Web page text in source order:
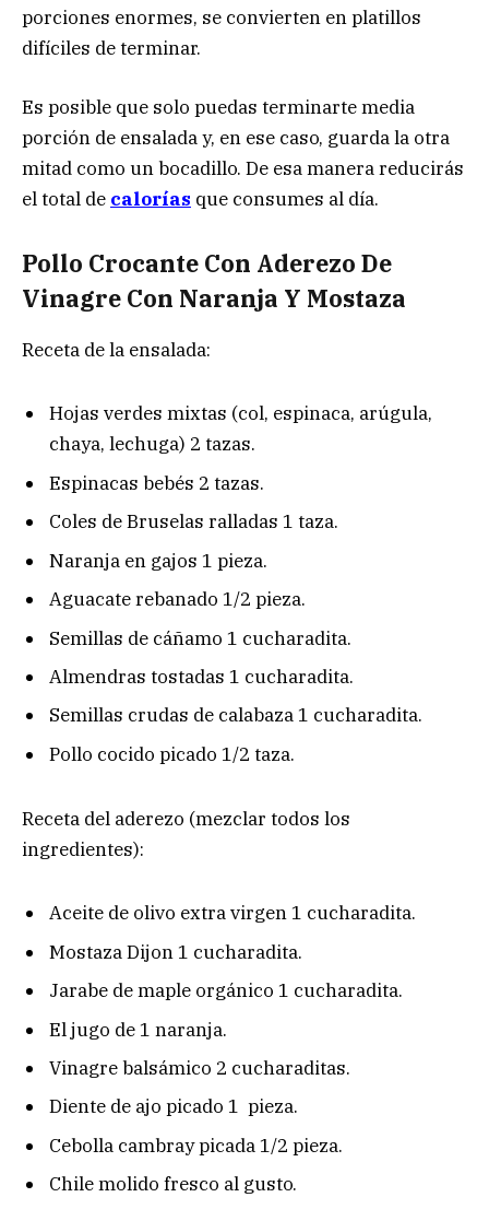
porciones enormes, se convierten en platillos
difíciles de terminar.
Es posible que solo puedas terminarte media
porción de ensalada y, en ese caso, guarda la otra
mitad como un bocadillo. De esa manera reducirás
el total de calorías que consumes al día.
Pollo Crocante Con Aderezo De
Vinagre Con Naranja Y Mostaza
Receta de la ensalada:
Hojas verdes mixtas (col, espinaca, arúgula,
chaya, lechuga) 2 tazas.
Espinacas bebés 2 tazas.
Coles de Bruselas ralladas 1 taza.
Naranja en gajos 1 pieza.
Aguacate rebanado 1/2 pieza.
Semillas de cáñamo 1 cucharadita.
Almendras tostadas 1 cucharadita.
Semillas crudas de calabaza 1 cucharadita.
Pollo cocido picado 1/2 taza.
Receta del aderezo (mezclar todos los
ingredientes):
Aceite de olivo extra virgen 1 cucharadita.
Mostaza Dijon 1 cucharadita.
Jarabe de maple orgánico 1 cucharadita.
El jugo de 1 naranja.
Vinagre balsámico 2 cucharaditas.
Diente de ajo picado 1 pieza.
Cebolla cambray picada 1/2 pieza.
Chile molido fresco al gusto.